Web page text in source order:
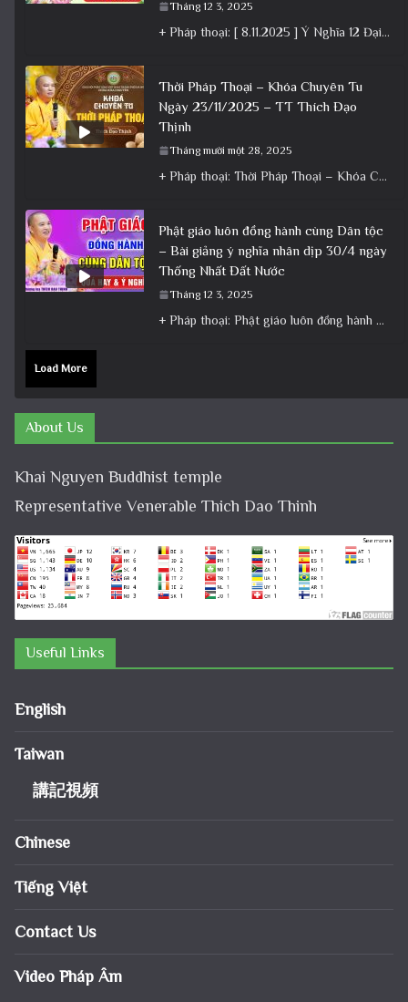
Tháng 12 3, 2025
+ Pháp thoại: [ 8.11.2025 ] Ý Nghĩa 12 Đại Nguyện Của Bồ Tát Quán Âm – Vía 19/9 Â.L│Thầy
Thời Pháp Thoại – Khóa Chuyên Tu
Ngày 23/11/2025 – TT Thích Đạo
Thịnh
Tháng mười một 28, 2025
+ Pháp thoại: Thời Pháp Thoại – Khóa Chuyên Tu Ngày 23/11/2025 – TT Thích Đạo Thịnh + Album: Pháp
Phật giáo luôn đồng hành cùng Dân tộc
– Bài giảng ý nghĩa nhân dịp 30/4 ngày
Thống Nhất Đất Nước
Tháng 12 3, 2025
+ Pháp thoại: Phật giáo luôn đồng hành cùng Dân tộc – Bài giảng ý nghĩa nhân dịp 30/4 ngày
Load More
About Us
Khai Nguyen Buddhist temple
Representative Venerable Thich Dao Thinh
Useful Links
English
Taiwan
講記視頻
Chinese
Tiếng Việt
Contact Us
Video Pháp Âm